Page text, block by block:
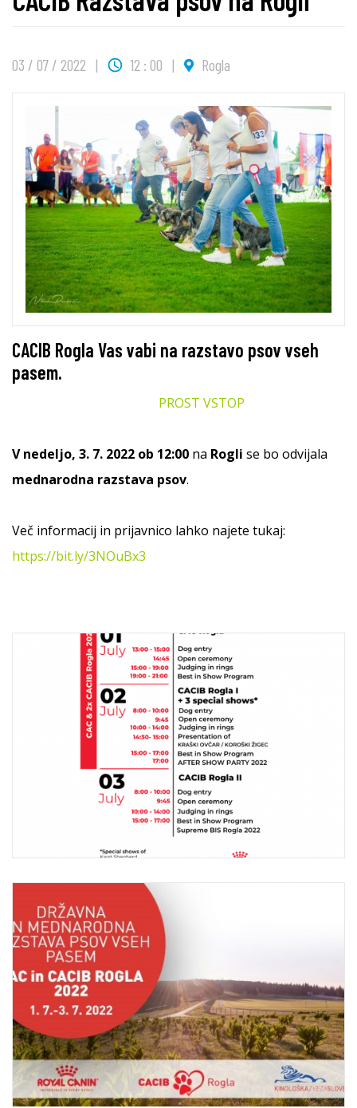
03 / 07 / 2022 12 : 00 Rogla
CACIB Rogla Vas vabi na razstavo psov vseh
pasem.
PROST VSTOP
V nedeljo, 3. 7. 2022 ob 12:00 na Rogli se bo odvijala
mednarodna razstava psov.
Več informacij in prijavnico lahko najete tukaj:
https://bit.ly/3NOuBx3